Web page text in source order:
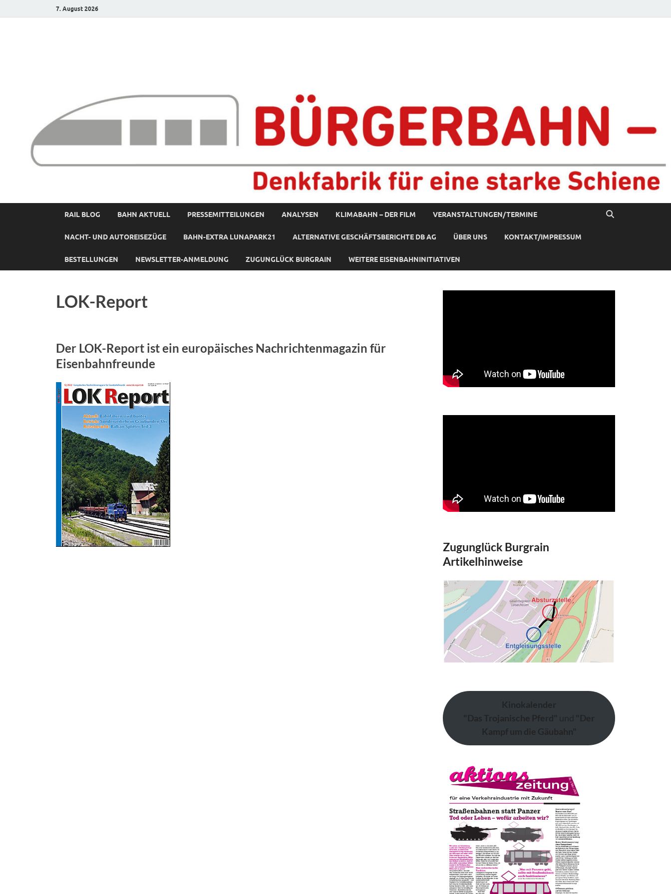
7. August 2026
RAIL BLOG BAHN AKTUELL PRESSEMITTEILUNGEN ANALYSEN KLIMABAHN – DER FILM VERANSTALTUNGEN/TERMINE
NACHT- UND AUTOREISEZÜGE BAHN-EXTRA LUNAPARK21 ALTERNATIVE GESCHÄFTSBERICHTE DB AG ÜBER UNS KONTAKT/IMPRESSUM
BESTELLUNGEN NEWSLETTER-ANMELDUNG ZUGUNGLÜCK BURGRAIN WEITERE EISENBAHNINITIATIVEN
LOK-Report
Der LOK-Report ist ein europäisches Nachrichtenmagazin für
Eisenbahnfreunde
Zugunglück Burgrain
Artikelhinweise
Kinokalender
"Das Trojanische Pferd" und "Der
Kampf um die Gäubahn"